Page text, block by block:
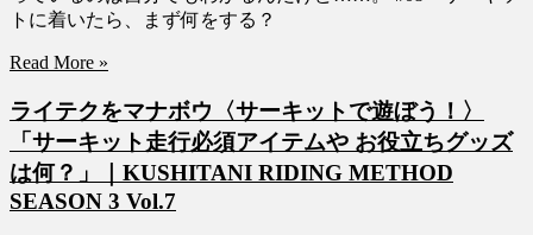
トに着いたら、まず何をする？
Read More »
ライテクをマナボウ〈サーキットで遊ぼう！〉
「サーキット走行必須アイテムや お役立ちグッズ
は何？」｜KUSHITANI RIDING METHOD
SEASON 3 Vol.7